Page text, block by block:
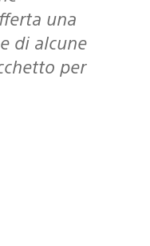
una
di alcune
per